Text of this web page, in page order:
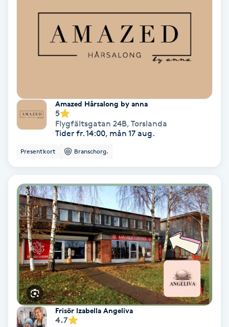
Klippning & Slingor
Koppningsmassage
Kroppsinpackning
Kroppspeeling
Käkledsbehandling
Kärlbehandling
Amazed Hårsalong by anna
5
Flygfältsgatan 24B, Torslanda
Tider fr. 14:00, mån 17 aug.
Presentkort Branschorg.
Frisör Izabella Angeliva
4.7